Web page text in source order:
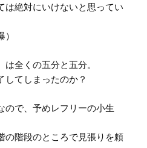
は絶対にいけないと思ってい
全くの五分と五分。
してしまったのか？
ので、予めレフリーの小生
の階段のところで見張りを頼